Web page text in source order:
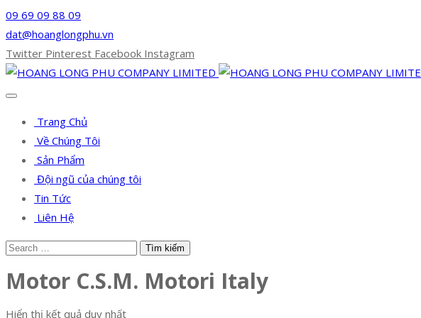
09 69 09 88 09
dat@hoanglongphu.vn
Twitter Pinterest Facebook Instagram
Trang Chủ
Về Chúng Tôi
Sản Phẩm
Đội ngũ của chúng tôi
Tin Tức
Liên Hệ
Motor C.S.M. Motori Italy
Hiển thị kết quả duy nhất